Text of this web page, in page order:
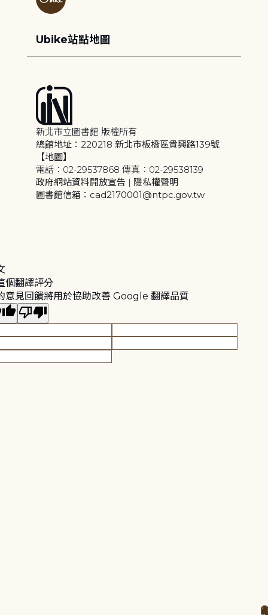
Ubike站點地圖
新北市立圖書館 版權所有
總館地址：220218 新北市板橋區貴興路139號
【地圖】
電話：02-29537868 傳真：02-29538139
政府網站資料開放宣告 | 隱私權聲明
圖書館信箱：cad2170001@ntpc.gov.tw
個翻譯評分
意見回饋將用於協助改善 Google 翻譯品質